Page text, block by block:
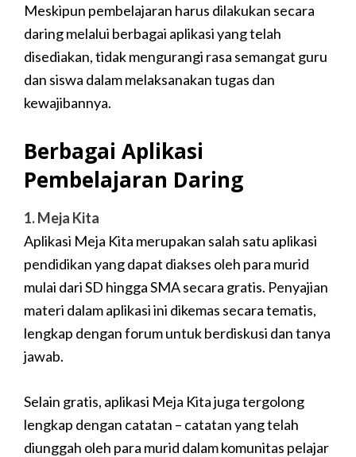
Meskipun pembelajaran harus dilakukan secara
daring melalui berbagai aplikasi yang telah
disediakan, tidak mengurangi rasa semangat guru
dan siswa dalam melaksanakan tugas dan
kewajibannya.
Berbagai Aplikasi
Pembelajaran Daring
1. Meja Kita
Aplikasi Meja Kita merupakan salah satu aplikasi
pendidikan yang dapat diakses oleh para murid
mulai dari SD hingga SMA secara gratis. Penyajian
materi dalam aplikasi ini dikemas secara tematis,
lengkap dengan forum untuk berdiskusi dan tanya
jawab.
Selain gratis, aplikasi Meja Kita juga tergolong
lengkap dengan catatan – catatan yang telah
diunggah oleh para murid dalam komunitas pelajar